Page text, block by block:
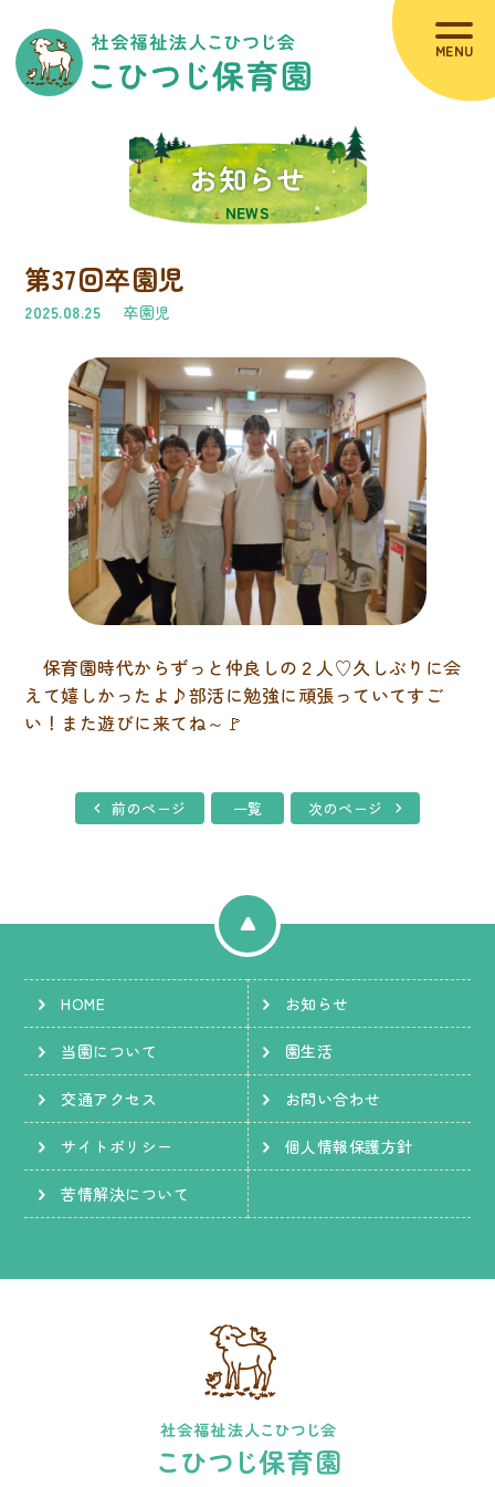
お知らせ
園の概要（MVP)
施設紹介
コラム
災害時の避難場所
情報公開
園生活
年間行事
食育
サイトポリシー
個人情報保護方針
お知らせ
NEWS
第37回卒園児
2025.08.25 卒園児
保育園時代からずっと仲良しの２人♡久しぶりに会
えて嬉しかったよ♪部活に勉強に頑張っていてすご
い！また遊びに来てね～🚩
前のページ 一覧 次のページ
HOME お知らせ
当園について 園生活
交通アクセス お問い合わせ
サイトポリシー 個人情報保護方針
苦情解決について